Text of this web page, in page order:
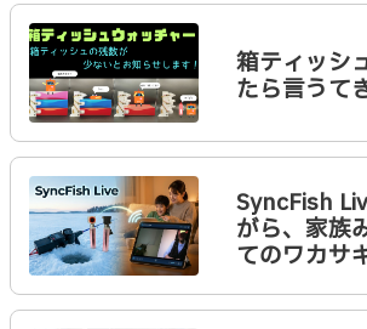
箱ティッシ
たら言うて
SyncFish
がら、家族
てのワカサ